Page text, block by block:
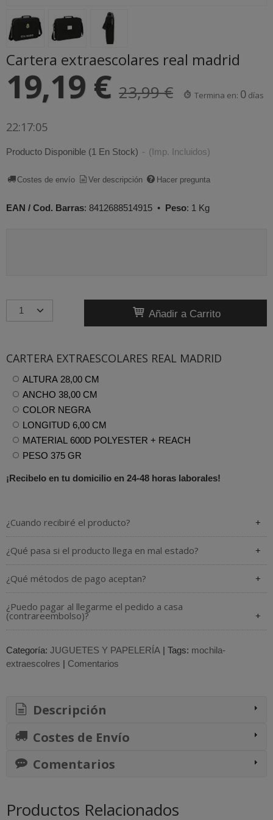
Cartera extraescolares real madrid
19,19 € 23,99 € Termina en: 0 días
22:17:04
Producto Disponible (1 En Stock) - (Imp. Incluidos)
Costes de envío Ver descripción Hacer pregunta
EAN / Cod. Barras: 8412688514915 • Peso: 1 Kg
Añadir a Carrito
CARTERA EXTRAESCOLARES REAL MADRID
ALTURA 28,00 CM
ANCHO 38,00 CM
COLOR NEGRA
LONGITUD 6,00 CM
MATERIAL 600D POLYESTER + REACH
PESO 375 GR
¡Recibelo en tu domicilio en 24-48 horas laborales!
¿Cuando recibiré el producto?
¿Qué pasa si el producto llega en mal estado?
¿Qué métodos de pago aceptan?
¿Puedo pagar al llegarme el pedido a casa
(contrareembolso)?
Categoría: JUGUETES Y PAPELERÍA | Tags: mochila-
extraescolres | Comentarios
Descripción
Costes de Envío
Comentarios
Productos Relacionados